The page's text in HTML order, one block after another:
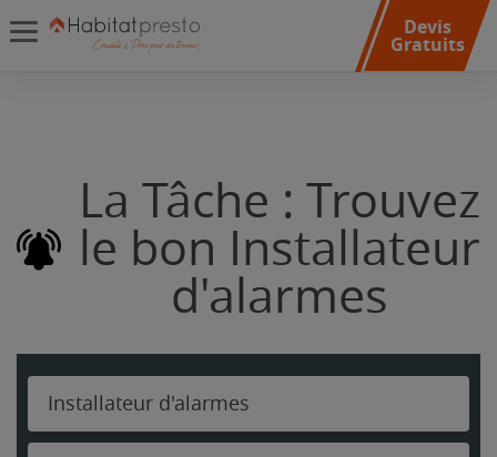
Devis
Gratuits
La Tâche : Trouvez
le bon Installateur
d'alarmes
Installateur d'alarmes